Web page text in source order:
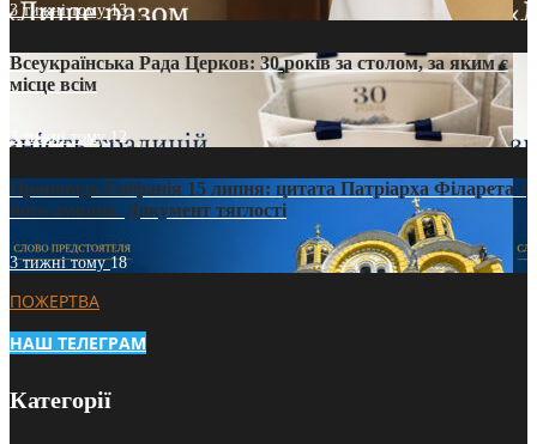
3 тижні тому13
Всеукраїнська Рада Церков: 30 років за столом, за яким є
місце всім
3 тижні тому12
Проповідь Епіфанія 15 липня: цитата Патріарха Філарета з
його амвона. Документ тяглості
3 тижні тому18
ПОЖЕРТВА
НАШ ТЕЛЕГРАМ
Категорії